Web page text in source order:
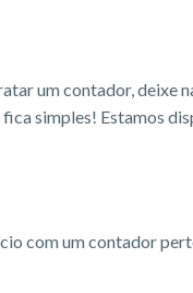
um contador, deixe
simples! Estamos
com um contador